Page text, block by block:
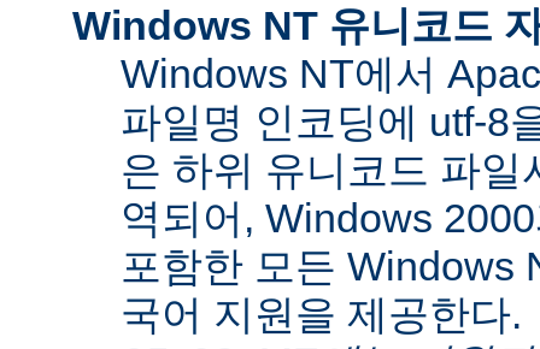
Windows NT 유니코드
Windows NT에서
파일명 인코딩에 utf-8
은 하위 유니코드 파일
역되어, Windows
포함한 모든 Windows
국어 지원을 제공한다.